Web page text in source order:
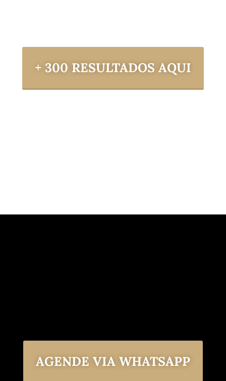
+ 300 RESULTADOS AQUI
AGENDE VIA WHATSAPP